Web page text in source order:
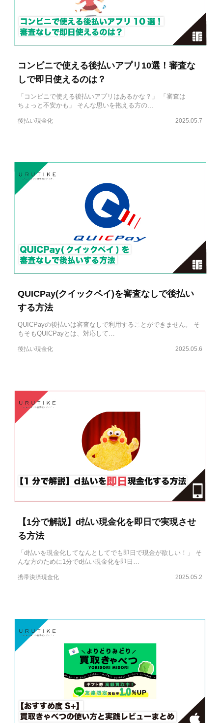
コンビニで使える後払いアプリ10選！審査な
しで即日使えるのは？
「コンビニで使える後払いアプリはあるかな？」 「審査は
ちょっと不安かも」 そんな思いを抱える方の…
2025.05.7
後払い現金化
QUICPay(クイックペイ)を審査なしで後払い
する方法
QUICPayの後払いは審査なしで利用することができません。 そ
もそもQUICPayとは、対応して…
2025.05.6
後払い現金化
【1分で解説】d払い現金化を即日で実現させ
る方法
「d払いを現金化してなんとしてでも即日で現金が欲しい！」 そ
んな方のために1分でd払い現金化を即日…
2025.05.2
携帯決済現金化